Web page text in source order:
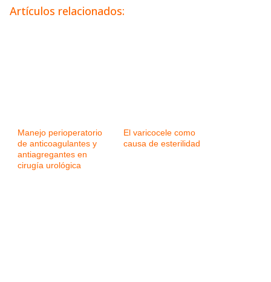
Artículos relacionados:
Manejo perioperatorio
de anticoagulantes y
antiagregantes en
cirugía urológica
El varicocele como
causa de esterilidad